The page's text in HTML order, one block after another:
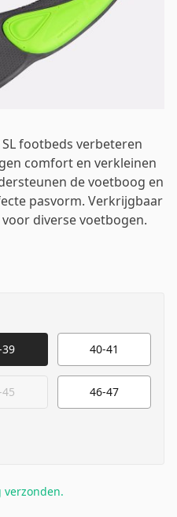
footbeds verbeteren
comfort en verkleinen
de voetboog en
pasvorm. Verkrijgbaar
diverse voetbogen.
40-41
46-47
verzonden.